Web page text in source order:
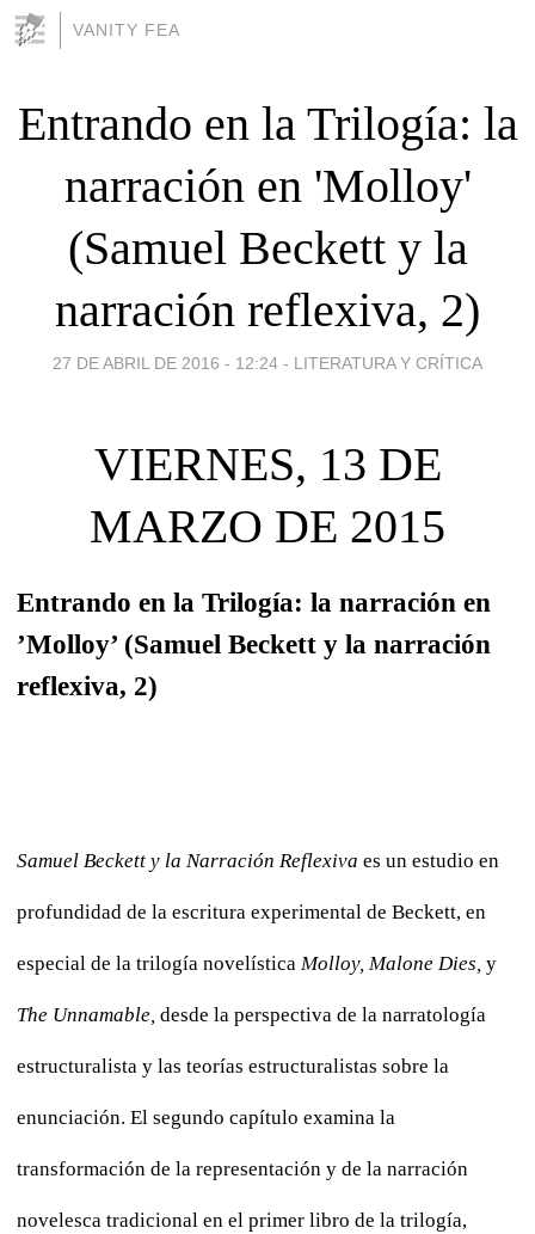
VANITY FEA
Entrando en la Trilogía: la
narración en 'Molloy'
(Samuel Beckett y la
narración reflexiva, 2)
27 DE ABRIL DE 2016 - 12:24 - LITERATURA Y CRÍTICA
VIERNES, 13 DE
MARZO DE 2015
Entrando en la Trilogía: la narración en
’Molloy’ (Samuel Beckett y la narración
reflexiva, 2)
Samuel Beckett y la Narración Reflexiva es un estudio en
profundidad de la escritura experimental de Beckett, en
especial de la trilogía novelística Molloy, Malone Dies, y
The Unnamable, desde la perspectiva de la narratología
estructuralista y las teorías estructuralistas sobre la
enunciación. El segundo capítulo examina la
transformación de la representación y de la narración
novelesca tradicional en el primer libro de la trilogía,